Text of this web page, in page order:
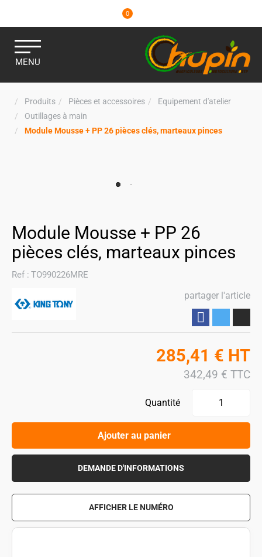
0
MENU
Produits Pièces et accessoires
Equipement d'atelier
Outillages à main
Module Mousse + PP 26 pièces clés, marteaux pinces
Module Mousse + PP 26
pièces clés, marteaux pinces
Ref : TO990226MRE
partager l'article
285,41 € HT
342,49 € TTC
Quantité
Ajouter au panier
DEMANDE D'INFORMATIONS
AFFICHER LE NUMÉRO